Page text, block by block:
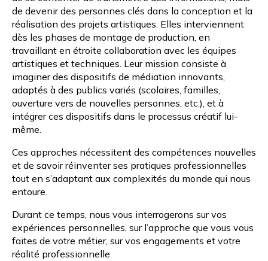
de devenir des personnes clés dans la conception et la
réalisation des projets artistiques. Elles interviennent
dès les phases de montage de production, en
travaillant en étroite collaboration avec les équipes
artistiques et techniques. Leur mission consiste à
imaginer des dispositifs de médiation innovants,
adaptés à des publics variés (scolaires, familles,
ouverture vers de nouvelles personnes, etc.), et à
intégrer ces dispositifs dans le processus créatif lui-
même.
Ces approches nécessitent des compétences nouvelles
et de savoir réinventer ses pratiques professionnelles
tout en s’adaptant aux complexités du monde qui nous
entoure.
Durant ce temps, nous vous interrogerons sur vos
expériences personnelles, sur l’approche que vous vous
faites de votre métier, sur vos engagements et votre
réalité professionnelle.